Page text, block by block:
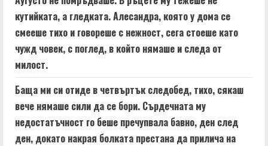
кутийката, а гледката. Алесандра, която у дома се
смееше тихо и говореше с нежност, сега стоеше като
чужд човек, с поглед, в който нямаше и следа от
милост.
Баща ми си отиде в четвъртък следобед, тихо, сякаш
вече нямаше сили да се бори. Сърдечната му
недостатъчност го беше пречупвала бавно, ден след
ден, докато накрая болката престана да прилича на